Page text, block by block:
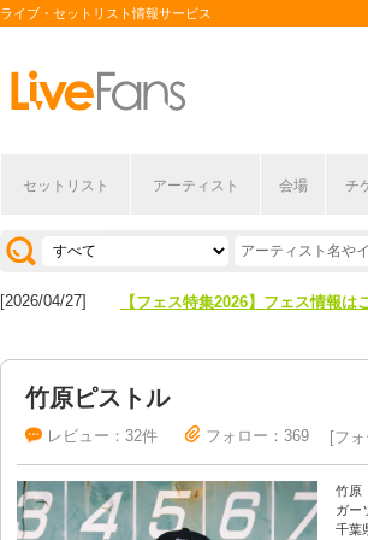
ライブ・セットリスト情報サービス
セットリスト アーティスト 会場 チ
[2026/07/28] 【ライブ動員ランキング】2026年
[2026/04/27] 【フェス特集2026】フェス情報は
竹原ピストル
レビュー：32件 フォロー：369 フ
竹原
ガー
千葉